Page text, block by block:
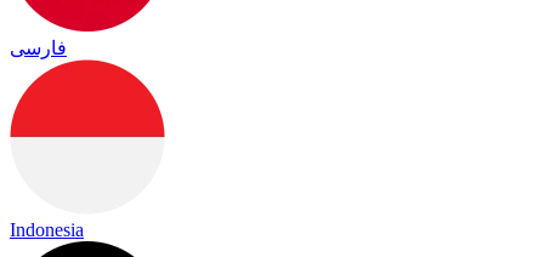
فارسی
Indonesia